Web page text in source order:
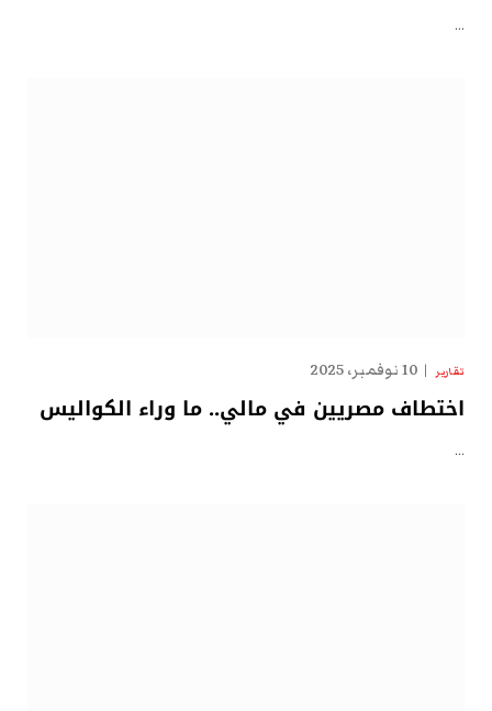
…
تقارير 10 نوفمبر، 2025
اختطاف مصريين في مالي.. ما وراء الكواليس
…